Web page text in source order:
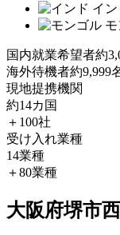
イン
国内就業希望者約
海外待機者約9,999
現地提携機関
約14カ国
＋100社
受け入れ業種
14業種
＋80業種
大阪府堺市